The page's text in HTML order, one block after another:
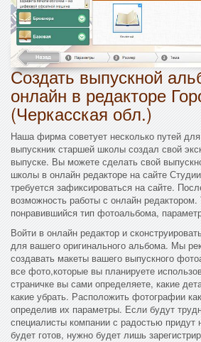
Создать выпускной
онлайн в редакторе
(Черкасская обл.)
Наша фирма советует несколько путей
выпускник старшей школы создал свой
выпуске. Вы можете сделать свой
школы в онлайн редакторе на сайте
требуется зафиксироваться на сайте.
возможность работы с онлайн
понравившийся тип фотоальбома,
Войти в онлайн редактор и
для вашего оригинального альбома. Мы
создавать макеты вашего выпускного
все фото,которые вы планируете
страничке вы сами определяете, какие
какие убрать. Расположить фотографии
определив их параметры. Если будут
специалисты компании с радостью
будет готов, нужно будет лишь